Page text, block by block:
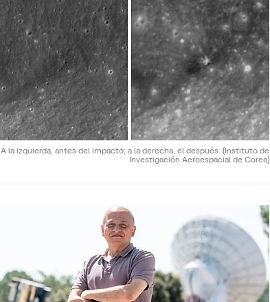
A la izquierda, antes del impacto; a la derecha, el después. (Instituto de
Investigación Aeroespacial de Corea)